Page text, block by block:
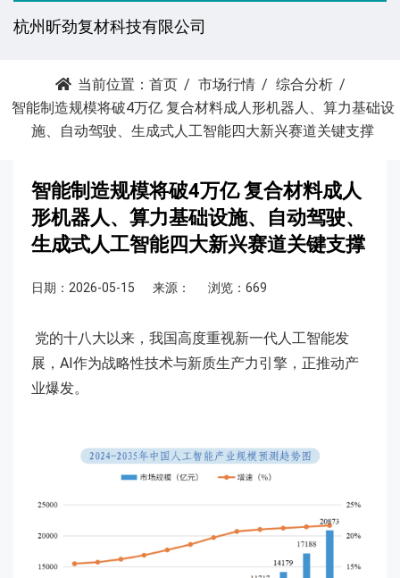
杭州昕劲复材科技有限公司
当前位置： 首页 市场行情
综合分析
智能制造规模将破4万亿 复合材料成人形机器人、算力基础设
施、自动驾驶、生成式人工智能四大新兴赛道关键支撑
智能制造规模将破4万亿 复合材料成人
形机器人、算力基础设施、自动驾驶、
生成式人工智能四大新兴赛道关键支撑
日期：2026-05-15 来源： 浏览：669
党的十八大以来，我国高度重视新一代人工智能发
展，AI作为战略性技术与新质生产力引擎，正推动产
业爆发。